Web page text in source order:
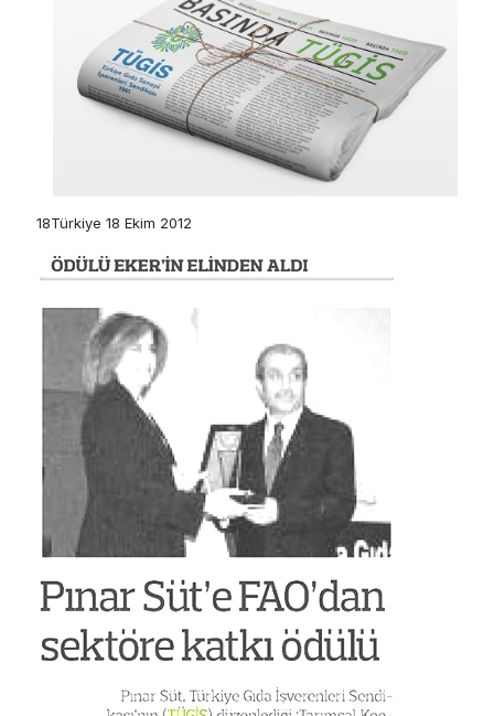
18Türkiye 18 Ekim 2012